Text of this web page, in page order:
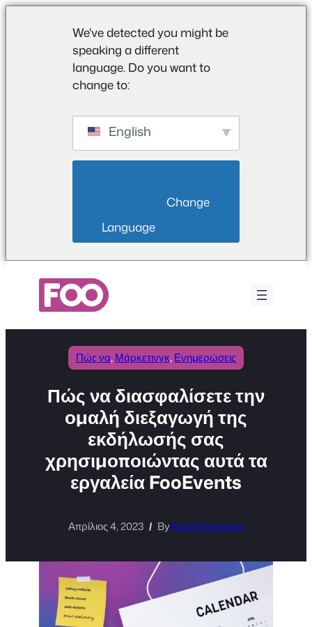
We've detected you might be
speaking a different
language. Do you want to
change to:
English
Language
περιεχόμενο
Πώς να, Μάρκετινγκ, Ενημερώσεις
Πώς να διασφαλίσετε την
ομαλή διεξαγωγή της
εκδήλωσής σας
χρησιμοποιώντας αυτά τα
εργαλεία FooEvents
Απρίλιος 4, 2023 ByRobin Pietersen